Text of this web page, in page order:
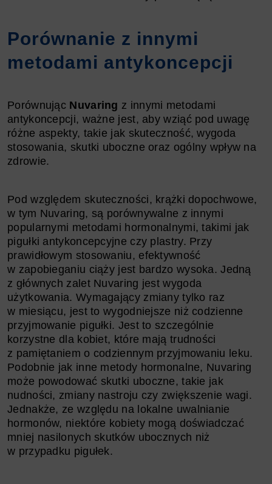
Porównanie z innymi
metodami antykoncepcji
Porównując Nuvaring z innymi metodami
antykoncepcji, ważne jest, aby wziąć pod uwagę
różne aspekty, takie jak skuteczność, wygoda
stosowania, skutki uboczne oraz ogólny wpływ na
zdrowie.
Pod względem skuteczności, krążki dopochwowe,
w tym Nuvaring, są porównywalne z innymi
popularnymi metodami hormonalnymi, takimi jak
pigułki antykoncepcyjne czy plastry. Przy
prawidłowym stosowaniu, efektywność
w zapobieganiu ciąży jest bardzo wysoka. Jedną
z głównych zalet Nuvaring jest wygoda
użytkowania. Wymagający zmiany tylko raz
w miesiącu, jest to wygodniejsze niż codzienne
przyjmowanie pigułki. Jest to szczególnie
korzystne dla kobiet, które mają trudności
z pamiętaniem o codziennym przyjmowaniu leku.
Podobnie jak inne metody hormonalne, Nuvaring
może powodować skutki uboczne, takie jak
nudności, zmiany nastroju czy zwiększenie wagi.
Jednakże, ze względu na lokalne uwalnianie
hormonów, niektóre kobiety mogą doświadczać
mniej nasilonych skutków ubocznych niż
w przypadku pigułek.